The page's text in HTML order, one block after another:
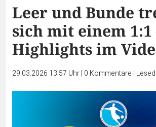
Leer und Bunde
sich mit einem 1:1
Highlights im
29.03.2026 13:57 Uhr| 0 Kommentare |